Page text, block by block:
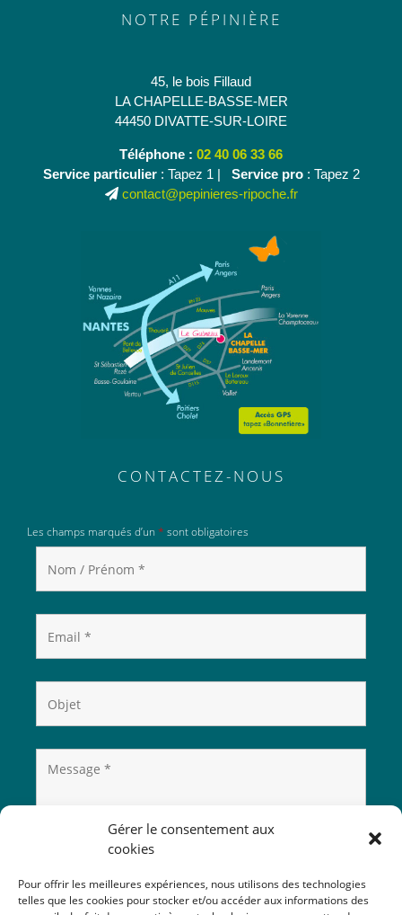
Gérer le consentement aux
cookies
Pour offrir les meilleures expériences, nous utilisons des technologies
telles que les cookies pour stocker et/ou accéder aux informations des
NOTRE PÉPINIÈRE
45, le bois Fillaud
LA CHAPELLE-BASSE-MER
44450 DIVATTE-SUR-LOIRE
Téléphone : 02 40 06 33 66
Service particulier: Tapez 1 | Service pro: Tapez 2
contact@pepinieres-ripoche.fr
CONTACTEZ-NOUS
Les champs marqués d’un * sont obligatoires